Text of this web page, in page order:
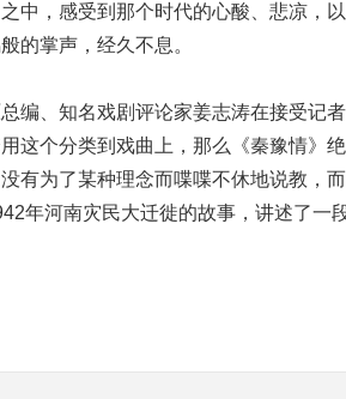
中，感受到那个时代的心酸、悲凉，
的掌声，经久不息。
、知名戏剧评论家姜志涛在接受记者
这个分类到戏曲上，那么《秦豫情》
有为了某种理念而喋喋不休地说教，
年河南灾民大迁徙的故事，讲述了